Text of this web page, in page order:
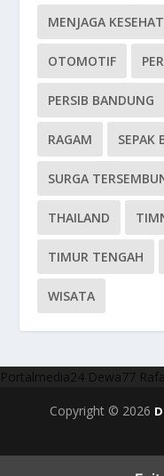
MENJAGA
OTOMOTIF
PERSIB BANDUNG
RAGAM SEPAK
SURGA
THAILAND
TIMUR TENGAH
WISATA
Portalmedia24 Dewa77
Copyright © 2026